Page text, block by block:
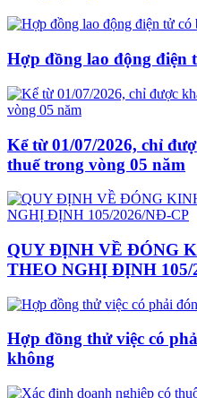
Hợp đồng lao động điện
Kể từ 01/07/2026, chỉ
thuế trong vòng 05 năm
QUY ĐỊNH VỀ ĐÓNG
THEO NGHỊ ĐỊNH 105/
Hợp đồng thử việc có
không